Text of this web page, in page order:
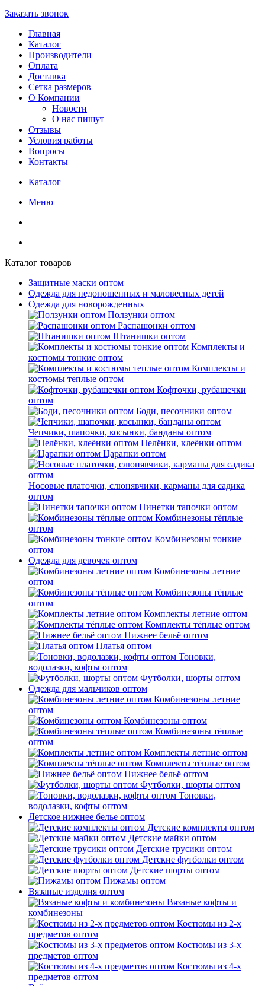
Заказать звонок
Главная
Каталог
Производители
Оплата
Доставка
Сетка размеров
О Компании
Новости
О нас пишут
Отзывы
Условия работы
Вопросы
Контакты
Каталог
Меню
Каталог товаров
Защитные маски оптом
Одежда для недоношенных и маловесных детей
Одежда для новорожденных
Ползунки оптом
Распашонки оптом
Штанишки оптом
Комплекты и
костюмы тонкие оптом
Комплекты и
костюмы теплые оптом
Кофточки, рубашечки
оптом
Боди, песочники оптом
Чепчики, шапочки, косынки, банданы оптом
Пелёнки, клеёнки оптом
Царапки оптом
Носовые платочки, слюнявчики, карманы для садика
оптом
Пинетки тапочки оптом
Комбинезоны тёплые
оптом
Комбинезоны тонкие
оптом
Одежда для девочек оптом
Комбинезоны летние
оптом
Комбинезоны тёплые
оптом
Комплекты летние оптом
Комплекты тёплые оптом
Нижнее бельё оптом
Платья оптом
Тоновки,
водолазки, кофты оптом
Футболки, шорты оптом
Одежда для мальчиков оптом
Комбинезоны летние
оптом
Комбинезоны оптом
Комбинезоны тёплые
оптом
Комплекты летние оптом
Комплекты тёплые оптом
Нижнее бельё оптом
Футболки, шорты оптом
Тоновки,
водолазки, кофты оптом
Детское нижнее белье оптом
Детские комплекты оптом
Детские майки оптом
Детские трусики оптом
Детские футболки оптом
Детские шорты оптом
Пижамы оптом
Вязаные изделия оптом
Вязаные кофты и
комбинезоны
Костюмы из 2-х
предметов оптом
Костюмы из 3-х
предметов оптом
Костюмы из 4-х
предметов оптом